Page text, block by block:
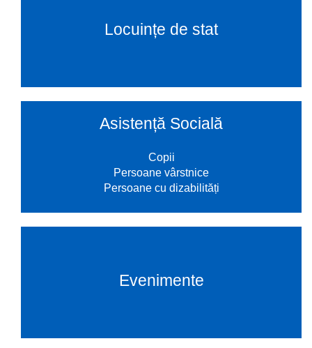
Locuințe de stat
Asistență Socială
Copii
Persoane vârstnice
Persoane cu dizabilități
Evenimente